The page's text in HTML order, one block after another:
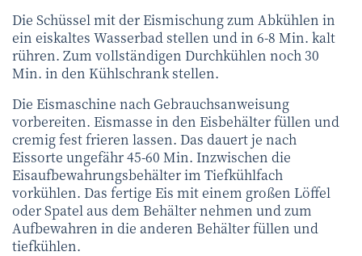
Die Schüssel mit der Eismischung zum Abkühlen in
ein eiskaltes Wasserbad stellen und in 6-8 Min. kalt
rühren. Zum vollständigen Durchkühlen noch 30
Min. in den Kühlschrank stellen.
Die Eismaschine nach Gebrauchsanweisung
vorbereiten. Eismasse in den Eisbehälter füllen und
cremig fest frieren lassen. Das dauert je nach
Eissorte ungefähr 45-60 Min. Inzwischen die
Eisaufbewahrungsbehälter im Tiefkühlfach
vorkühlen. Das fertige Eis mit einem großen Löffel
oder Spatel aus dem Behälter nehmen und zum
Aufbewahren in die anderen Behälter füllen und
tiefkühlen.